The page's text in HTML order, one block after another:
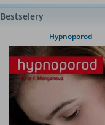
Bestselery
Hypnoporod